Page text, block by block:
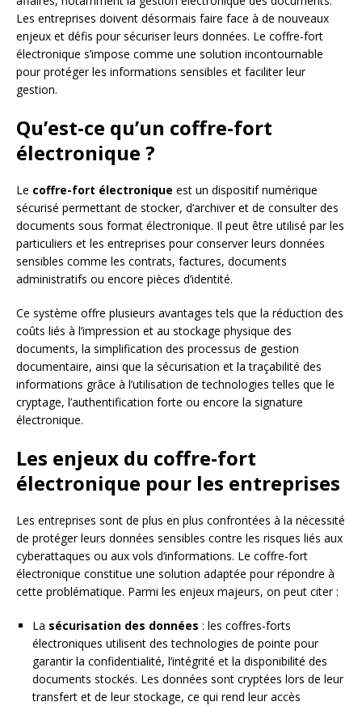
Les entreprises doivent désormais faire face à de nouveaux
enjeux et défis pour sécuriser leurs données. Le coffre-fort
électronique s’impose comme une solution incontournable
pour protéger les informations sensibles et faciliter leur
gestion.
Qu’est-ce qu’un coffre-fort
électronique ?
Le coffre-fort électronique est un dispositif numérique
sécurisé permettant de stocker, d’archiver et de consulter des
documents sous format électronique. Il peut être utilisé par les
particuliers et les entreprises pour conserver leurs données
sensibles comme les contrats, factures, documents
administratifs ou encore pièces d’identité.
Ce système offre plusieurs avantages tels que la réduction des
coûts liés à l’impression et au stockage physique des
documents, la simplification des processus de gestion
documentaire, ainsi que la sécurisation et la traçabilité des
informations grâce à l’utilisation de technologies telles que le
cryptage, l’authentification forte ou encore la signature
électronique.
Les enjeux du coffre-fort
électronique pour les entreprises
Les entreprises sont de plus en plus confrontées à la nécessité
de protéger leurs données sensibles contre les risques liés aux
cyberattaques ou aux vols d’informations. Le coffre-fort
électronique constitue une solution adaptée pour répondre à
cette problématique. Parmi les enjeux majeurs, on peut citer :
La sécurisation des données : les coffres-forts
électroniques utilisent des technologies de pointe pour
garantir la confidentialité, l’intégrité et la disponibilité des
documents stockés. Les données sont cryptées lors de leur
transfert et de leur stockage, ce qui rend leur accès